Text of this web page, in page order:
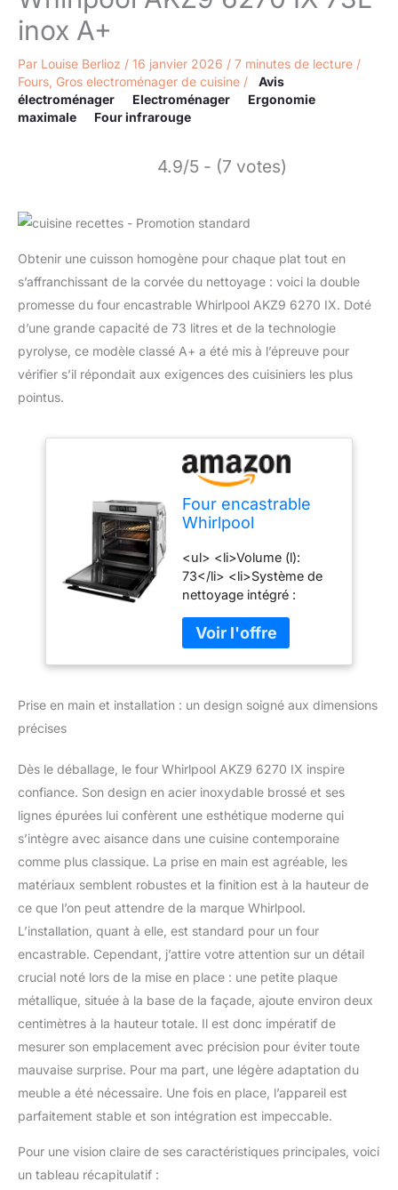
inox A+
Par Louise Berlioz / 16 janvier 2026 / 7 minutes de lecture /
Fours Gros electroménager de cuisine /
Avis
électroménager
Electroménager
Ergonomie
maximale
Four infrarouge
4.9/5 - (7 votes)
Obtenir une cuisson homogène pour chaque plat tout en
s’affranchissant de la corvée du nettoyage : voici la double
promesse du four encastrable Whirlpool AKZ9 6270 IX. Doté
d’une grande capacité de 73 litres et de la technologie
pyrolyse, ce modèle classé A+ a été mis à l’épreuve pour
vérifier s’il répondait aux exigences des cuisiniers les plus
pointus.
Four encastrable
Whirlpool
<ul> <li>Volume (l):
73</li> <li>Système de
nettoyage intégré :
<li>Puissance de
raccordement (W):
3650</li>
59.5*59.5*56.4 (HxLxP)
<li>Technologie 6TH
SENSE</li> <li>Classe
énergétique A+</li>
</ul>
Prise en main et installation : un design soigné aux dimensions
précises
Dès le déballage, le four Whirlpool AKZ9 6270 IX inspire
confiance. Son design en acier inoxydable brossé et ses
lignes épurées lui confèrent une esthétique moderne qui
s’intègre avec aisance dans une cuisine contemporaine
comme plus classique. La prise en main est agréable, les
matériaux semblent robustes et la finition est à la hauteur de
ce que l’on peut attendre de la marque Whirlpool.
L’installation, quant à elle, est standard pour un four
encastrable. Cependant, j’attire votre attention sur un détail
crucial noté lors de la mise en place : une petite plaque
métallique, située à la base de la façade, ajoute environ deux
centimètres à la hauteur totale. Il est donc impératif de
mesurer son emplacement avec précision pour éviter toute
mauvaise surprise. Pour ma part, une légère adaptation du
meuble a été nécessaire. Une fois en place, l’appareil est
parfaitement stable et son intégration est impeccable.
Pour une vision claire de ses caractéristiques principales, voici
un tableau récapitulatif :